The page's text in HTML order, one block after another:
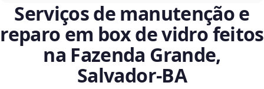
Serviços de manutenção e
reparo em box de vidro feitos
na Fazenda Grande,
Salvador‑BA